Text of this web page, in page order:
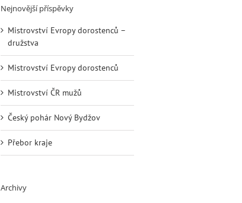
Nejnovější příspěvky
Mistrovství Evropy dorostenců –
družstva
Mistrovství Evropy dorostenců
Mistrovství ČR mužů
Český pohár Nový Bydžov
Přebor kraje
Archivy